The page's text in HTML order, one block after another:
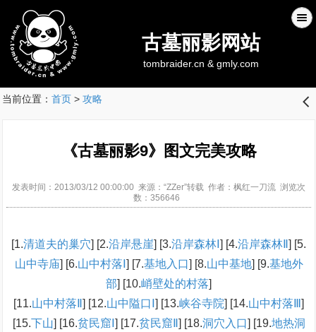
古墓丽影网站
tombraider.cn & gmly.com
当前位置： 首页> 攻略 󰊒
《古墓丽影9》图文完美攻略
发表时间：2013/03/12 00:00:00 来源：“ZZer”转载 作者：枫红一刀流 浏览次
数：356646
[1.清道夫的巢穴] [2.沿岸悬崖] [3.沿岸森林Ⅰ ] [4.沿岸森林Ⅱ ] [5.
山中寺庙] [6.山中村落Ⅰ ] [7.基地入口] [8.山中基地] [9.基地外
部] [10.峭壁处的村落]
[11.山中村落Ⅱ ] [12.山中隘口Ⅰ ] [13.峡谷寺院] [14.山中村落Ⅲ ]
[15.下山] [16.贫民窟Ⅰ ] [17.贫民窟Ⅱ ] [18.洞穴入口] [19.地热洞